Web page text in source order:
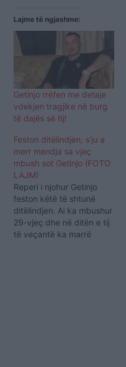
Lajme të ngjashme:
Getinjo rrëfen me detaje
vdekjen tragjike në burg
të dajës së tij!
Feston ditëlindjen, s’ju a
merr mendja sa vjeç
mbush sot Getinjo (FOTO
LAJM)
Reperi i njohur Getinjo
feston këtë të shtunë
ditëlindjen. Ai ka mbushur
29-vjeç dhe në ditën e tij
të veçantë ka marrë